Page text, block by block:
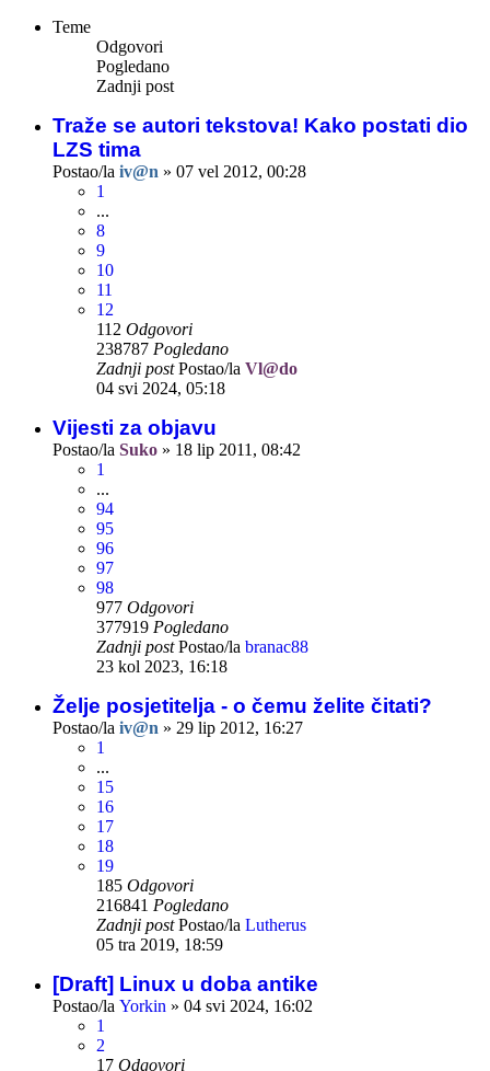
Teme
Odgovori
Pogledano
Zadnji post
Traže se autori tekstova! Kako postati dio
LZS tima
Postao/la iv@n » 07 vel 2012, 00:28
1
...
8
9
10
11
12
112 Odgovori
238787 Pogledano
Zadnji postPostao/la Vl@do
04 svi 2024, 05:18
Vijesti za objavu
Postao/la Suko » 18 lip 2011, 08:42
1
...
94
95
96
97
98
977 Odgovori
377919 Pogledano
Zadnji postPostao/la branac88
23 kol 2023, 16:18
Želje posjetitelja - o čemu želite čitati?
Postao/la iv@n » 29 lip 2012, 16:27
1
...
15
16
17
18
19
185 Odgovori
216841 Pogledano
Zadnji postPostao/la Lutherus
05 tra 2019, 18:59
[Draft] Linux u doba antike
Postao/la Yorkin » 04 svi 2024, 16:02
1
2
17 Odgovori